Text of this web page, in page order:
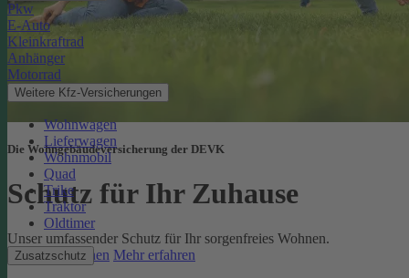
Pkw
E-Auto
Kleinkraftrad
Anhänger
Motorrad
Weitere Kfz-Versicherungen
Wohnwagen
Lieferwagen
Wohnmobil
Quad
Trike
Traktor
Oldtimer
Zusatzschutz
Die Wohngebäudeversicherung der DEVK
Schutz für Ihr Zuhause
Unser umfassender Schutz für Ihr sorgenfreies Wohnen.
Online berechnen Mehr erfahren